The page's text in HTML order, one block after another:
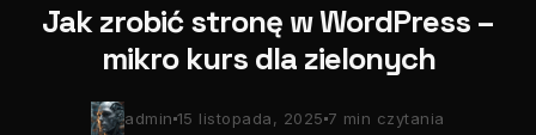
Jak zrobić stronę w WordPress –
mikro kurs dla zielonych
admin 15 listopada, 2025 7 min czytania